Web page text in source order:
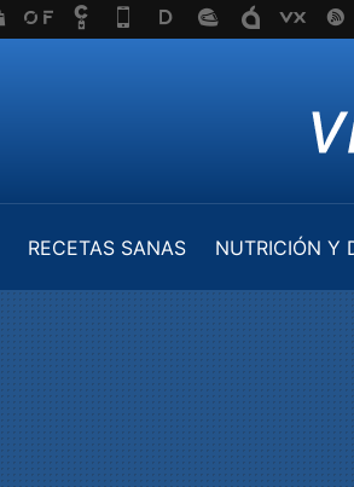
RECETAS SANAS NUTRICIÓN Y